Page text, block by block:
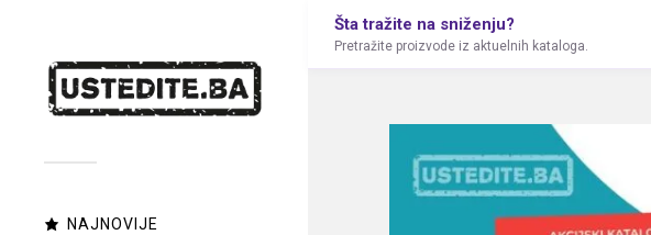
NAJNOVIJE
Šta tražite na sniženju?
Pretražite proizvode iz aktuelnih kataloga.